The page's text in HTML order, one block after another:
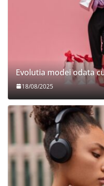
Evolutia modei odata
18/08/2025